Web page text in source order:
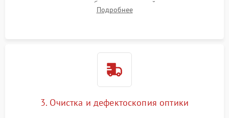
внутренних резьбовых соединений, пружин и
уплотнительных колец. Поиск причин люфта, смещения
Подробнее
3. Очистка и дефектоскопия оптики